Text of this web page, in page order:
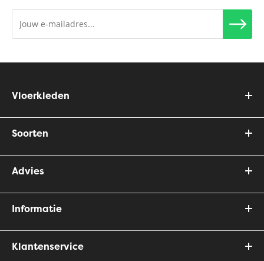
Vloerkleden
Soorten
Advies
Informatie
Klantenservice